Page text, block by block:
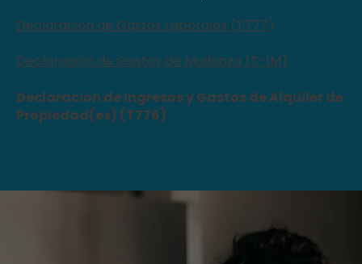
Declaración de Gastos Laborales (T777)
Declaración de Gastos de Mudanza (T-1M)
Declaracion de Ingresos y Gastos de Alquiler de
Propiedad(es) (T776)